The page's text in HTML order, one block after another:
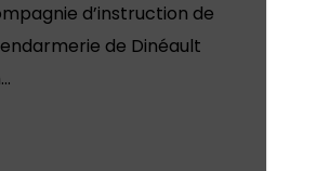
d’instruction de
de Dinéault